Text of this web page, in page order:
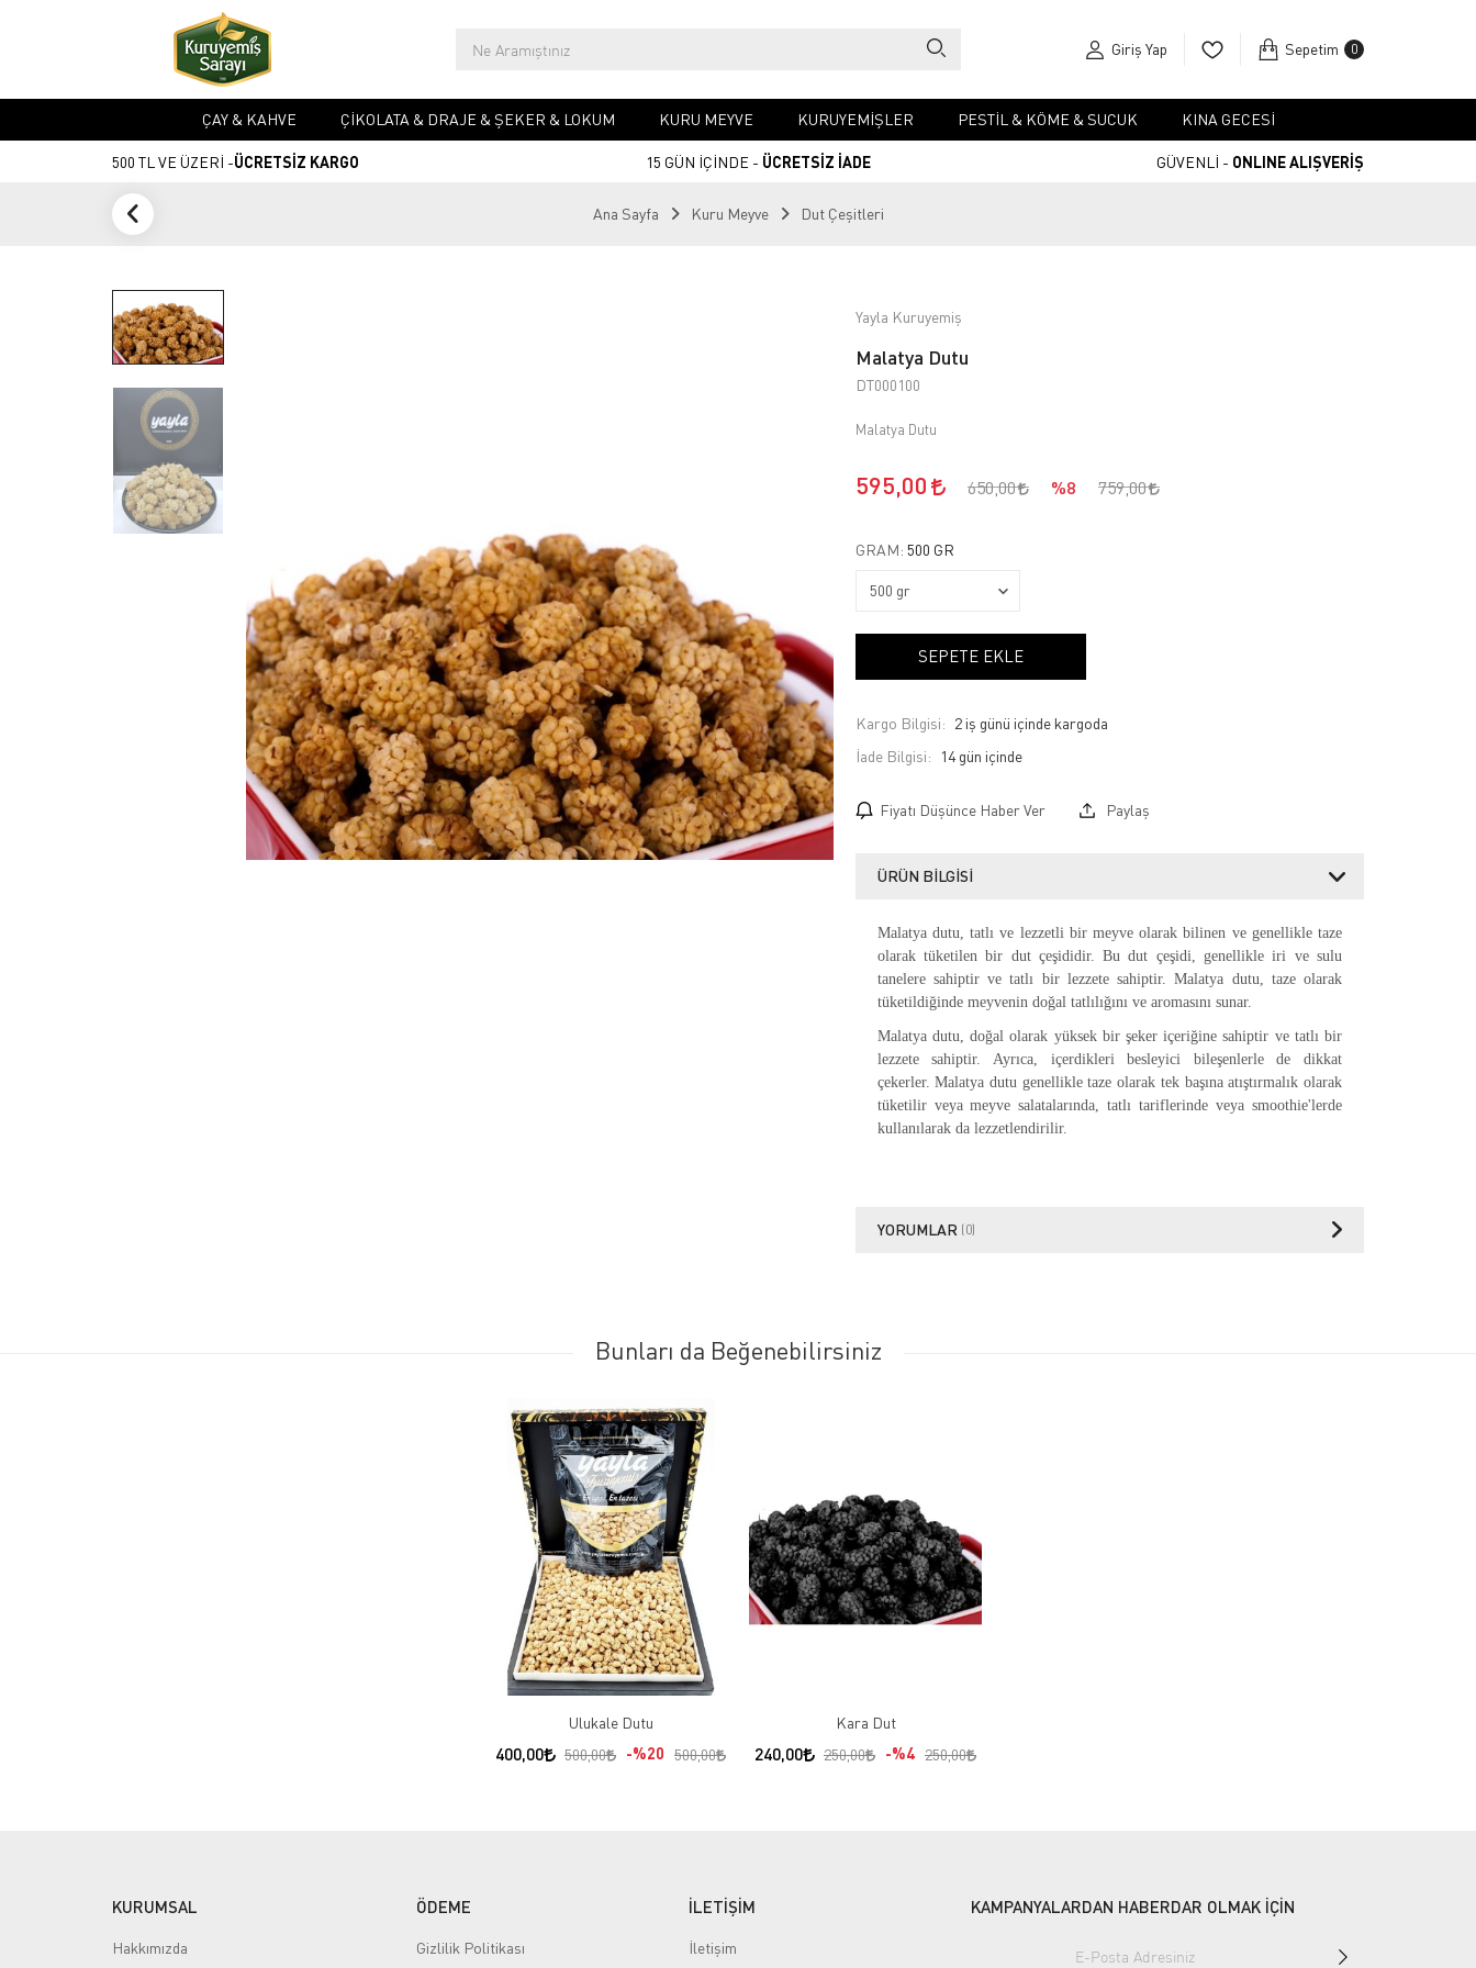
Giriş Yap Sepetim 0
ÇAY & KAHVE ÇIKOLATA & DRAJE & ŞEKER & LOKUM KURU MEYVE KURUYEMIŞLER PESTIL & KÖME & SUCUK KINA GECESI
500 TL VE ÜZERİ -ÜCRETSİZ KARGO 15 GÜN İÇİNDE - ÜCRETSİZ İADE GÜVENLİ - ONLINE ALIŞVERİŞ
Ana Sayfa Kuru Meyve Dut Çeşitleri
Yayla Kuruyemiş
Malatya Dutu
DT000100
Malatya Dutu
595,00 650,00 %8 759,00
GRAM: 500 GR
SEPETE EKLE
Kargo Bilgisi: 2 iş günü içinde kargoda
İade Bilgisi:
Fiyatı Düşünce Haber Ver Paylaş
ÜRÜN BILGISI
Malatya dutu, tatlı ve lezzetli bir meyve olarak bilinen ve genellikle taze
olarak tüketilen bir dut çeşididir. Bu dut çeşidi, genellikle iri ve sulu
tanelere sahiptir ve tatlı bir lezzete sahiptir. Malatya dutu, taze olarak
tüketildiğinde meyvenin doğal tatlılığını ve aromasını sunar.
Malatya dutu, doğal olarak yüksek bir şeker içeriğine sahiptir ve tatlı bir
lezzete sahiptir. Ayrıca, içerdikleri besleyici bileşenlerle de dikkat
çekerler. Malatya dutu genellikle taze olarak tek başına atıştırmalık olarak
tüketilir veya meyve salatalarında, tatlı tariflerinde veya smoothie'lerde
kullanılarak da lezzetlendirilir.
YORUMLAR (0)
Bunları da Beğenebilirsiniz
Ulukale Dutu
400,00 500,00 %20 500,00
Kara Dut
240,00 250,00 %4 250,00
KURUMSAL
Hakkımızda
ÖDEME
Gizlilik Politikası
İLETİŞİM
İletişim
KAMPANYALARDAN HABERDAR OLMAK İÇİN